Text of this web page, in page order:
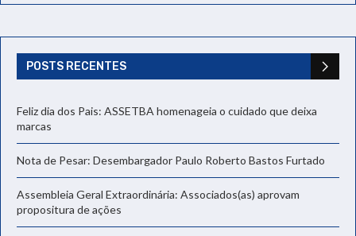
POSTS RECENTES
Feliz dia dos Pais: ASSETBA homenageia o cuidado que deixa
marcas
Nota de Pesar: Desembargador Paulo Roberto Bastos Furtado
Assembleia Geral Extraordinária: Associados(as) aprovam
propositura de ações